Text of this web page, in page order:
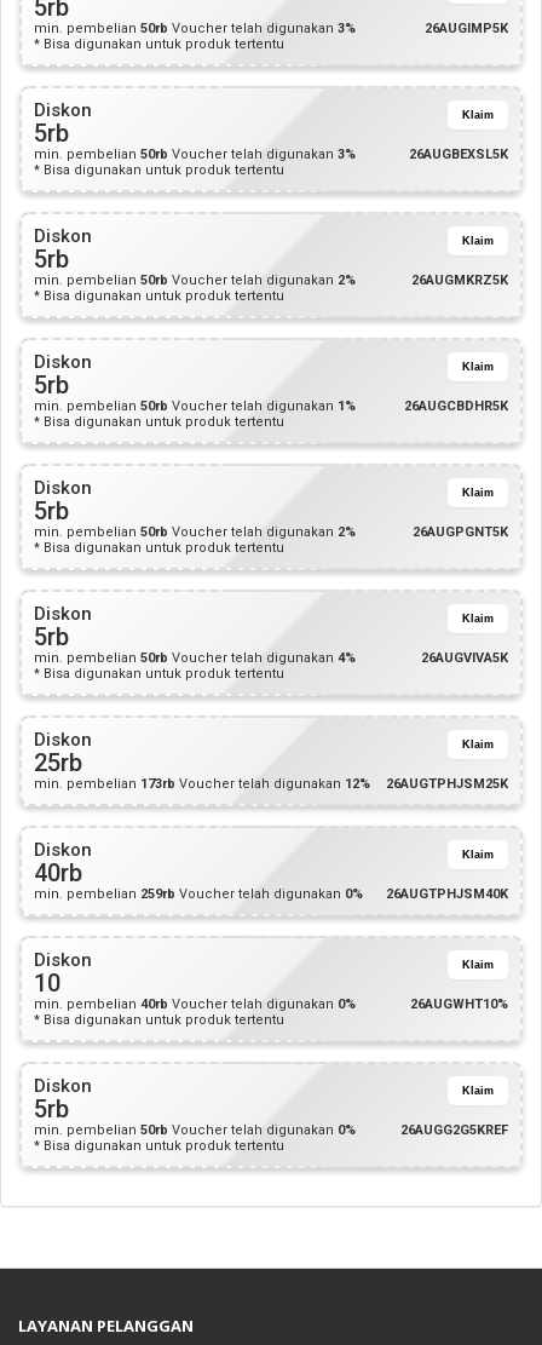
5rb
min. pembelian 50rb 26AUGIMP5K
Voucher telah digunakan 3%
* Bisa digunakan untuk produk tertentu
Diskon Klaim
5rb
min. pembelian 50rb 26AUGBEXSL5K
Voucher telah digunakan 3%
* Bisa digunakan untuk produk tertentu
Diskon Klaim
5rb
min. pembelian 50rb 26AUGMKRZ5K
Voucher telah digunakan 2%
* Bisa digunakan untuk produk tertentu
Diskon Klaim
5rb
min. pembelian 50rb 26AUGCBDHR5K
Voucher telah digunakan 1%
* Bisa digunakan untuk produk tertentu
Diskon Klaim
5rb
min. pembelian 50rb 26AUGPGNT5K
Voucher telah digunakan 2%
* Bisa digunakan untuk produk tertentu
Diskon Klaim
5rb
min. pembelian 50rb 26AUGVIVA5K
Voucher telah digunakan 4%
* Bisa digunakan untuk produk tertentu
Diskon Klaim
25rb
min. pembelian 173rb 26AUGTPHJSM25K
Voucher telah digunakan 12%
Diskon Klaim
40rb
min. pembelian 259rb 26AUGTPHJSM40K
Voucher telah digunakan 0%
Diskon Klaim
10
min. pembelian 40rb 26AUGWHT10%
Voucher telah digunakan 0%
* Bisa digunakan untuk produk tertentu
Diskon Klaim
5rb
min. pembelian 50rb 26AUGG2G5KREF
Voucher telah digunakan 0%
* Bisa digunakan untuk produk tertentu
LAYANAN PELANGGAN